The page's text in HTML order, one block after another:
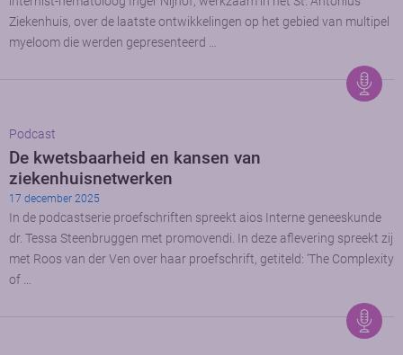
Ziekenhuis, over de laatste ontwikkelingen op het gebied van multipel
myeloom die werden gepresenteerd …
Podcast
De kwetsbaarheid en kansen van
ziekenhuisnetwerken
17 december 2025
In de podcastserie proefschriften spreekt aios Interne geneeskunde
dr. Tessa Steenbruggen met promovendi. In deze aflevering spreekt zij
met Roos van der Ven over haar proefschrift, getiteld: ‘The Complexity
of …